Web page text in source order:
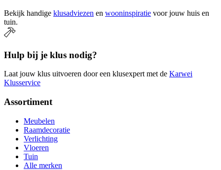
Bekijk handige klusadviezen en wooninspiratie voor jouw huis en
tuin.
Hulp bij je klus nodig?
Laat jouw klus uitvoeren door een klusexpert met de Karwei
Klusservice
Assortiment
Meubelen
Raamdecoratie
Verlichting
Vloeren
Tuin
Alle merken